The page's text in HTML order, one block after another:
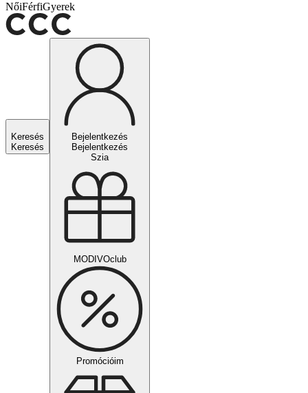
NőiFérfiGyerek
Keresés
Keresés
Bejelentkezés
Bejelentkezés
Szia
MODIVOclub
Promócióim